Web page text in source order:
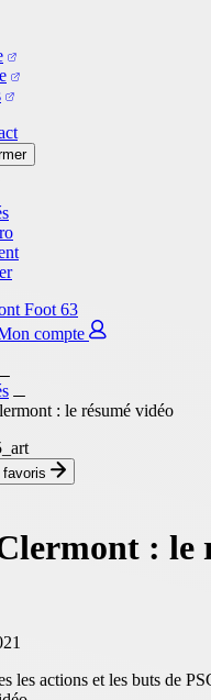
compte
: le résumé vidéo
: le
les actions et les buts de